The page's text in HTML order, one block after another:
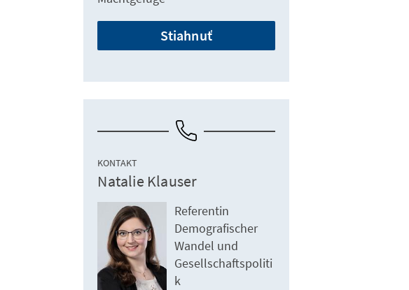
Stiahnuť
KONTAKT
Natalie Klauser
Referentin
Demografischer
Wandel und
Gesellschaftspoliti
k